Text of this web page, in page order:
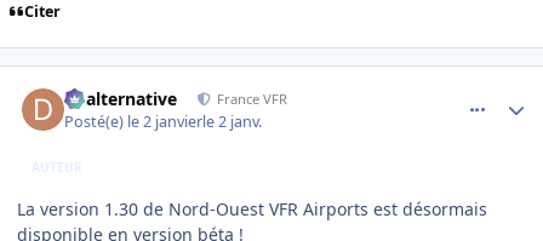
Citer
dbalternative France VFR
Posté(e) le 2 janvierle 2 janv.
AUTEUR
La version 1.30 de Nord-Ouest VFR Airports est désormais
disponible en version béta !